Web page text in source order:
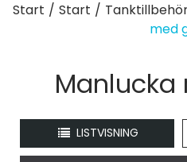
Start / Start /
med
Manlucka
LISTVISNING